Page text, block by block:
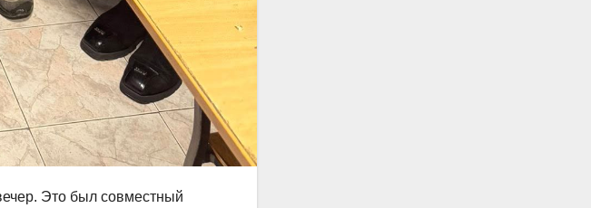
Это был совместный